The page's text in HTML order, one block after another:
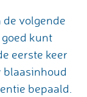
volgende
kunt
eerste keer
bepaald.